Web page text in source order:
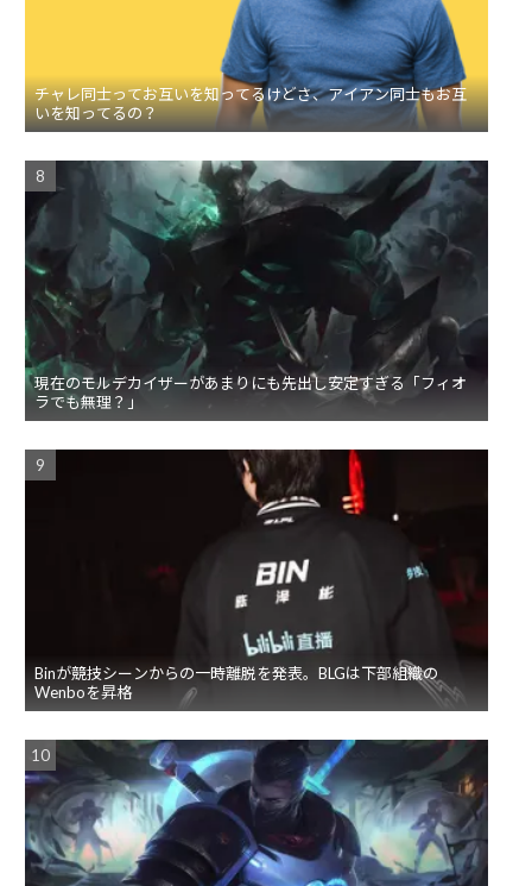
チャレ同士ってお互いを知ってるけどさ、アイアン同士もお互
いを知ってるの？
現在のモルデカイザーがあまりにも先出し安定すぎる「フィオ
ラでも無理？」
Binが競技シーンからの一時離脱を発表。BLGは下部組織の
Wenboを昇格